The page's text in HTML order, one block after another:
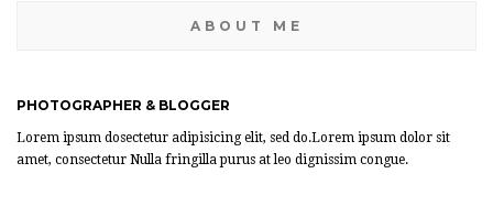
ABOUT ME
PHOTOGRAPHER & BLOGGER
Lorem ipsum dosectetur adipisicing elit, sed do.Lorem ipsum dolor sit
amet, consectetur Nulla fringilla purus at leo dignissim congue.